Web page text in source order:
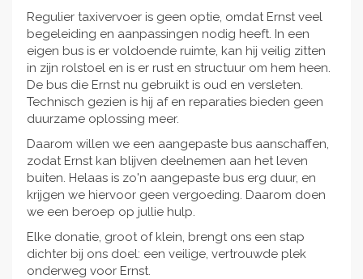
Regulier taxivervoer is geen optie, omdat Ernst veel
begeleiding en aanpassingen nodig heeft. In een
eigen bus is er voldoende ruimte, kan hij veilig zitten
in zijn rolstoel en is er rust en structuur om hem heen.
De bus die Ernst nu gebruikt is oud en versleten.
Technisch gezien is hij af en reparaties bieden geen
duurzame oplossing meer.
Daarom willen we een aangepaste bus aanschaffen,
zodat Ernst kan blijven deelnemen aan het leven
buiten. Helaas is zo'n aangepaste bus erg duur, en
krijgen we hiervoor geen vergoeding. Daarom doen
we een beroep op jullie hulp.
Elke donatie, groot of klein, brengt ons een stap
dichter bij ons doel: een veilige, vertrouwde plek
onderweg voor Ernst.